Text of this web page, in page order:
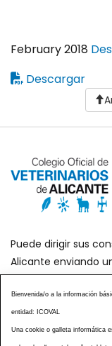
February 2018
Descargar
Puede dirigir sus
Alicante enviando
¿SABÍAS QUÉ?
Bienvenida/o a la información
entidad: ICOVAL
Una cookie o galleta informática